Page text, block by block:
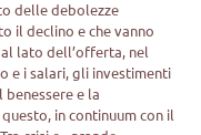
delle debolezze
il declino e che vanno
lato dell’offerta, nel
e i salari, gli investimenti
benessere e la
in continuum con il